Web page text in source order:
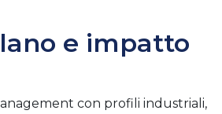
e impatto
con profili industriali,